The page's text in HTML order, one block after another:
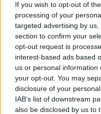
If you wish to opt-out of
processing of your
targeted advertising by
section to confirm your
opt-out request is
interest-based ads based
us or personal
your opt-out. You may
disclosure of your
IAB’s list of downstream
also be disclosed by us to
Στυγνό
Συγκλονίζει το
της Ρέιτσελ
από τον ροκ σταρ
«Είμαι εδώ να
Βέρνερ, γνωστό
Marilyn Manson»
34χρονη σήμερα,